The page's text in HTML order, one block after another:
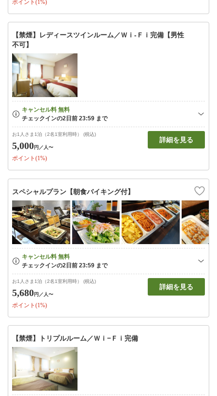
ポイント(1%)
【禁煙】レディースツインルーム／Ｗｉ-Ｆｉ完備【男性
不可】
お1人さま1泊（2名1室利用時） (税込)
5,000円 ／人〜
ポイント(1%)
詳細を見る
スペシャルプラン【朝食バイキング付】
お1人さま1泊（2名1室利用時） (税込)
5,680円 ／人〜
ポイント(1%)
詳細を見る
【禁煙】トリプルルーム／Ｗｉ−Ｆｉ完備